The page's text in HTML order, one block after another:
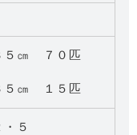
㎝ ７０匹
５㎝ １５匹
５